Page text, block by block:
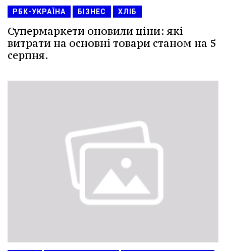
РБК-УКРАЇНА БІЗНЕС ХЛІБ
Супермаркети оновили ціни: які
витрати на основні товари станом на 5
серпня.